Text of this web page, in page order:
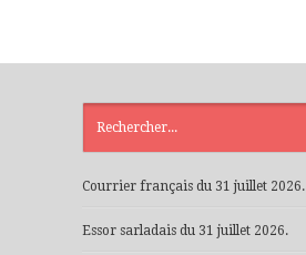
Courrier français du 31 juillet 2026.
Essor sarladais du 31 juillet 2026.